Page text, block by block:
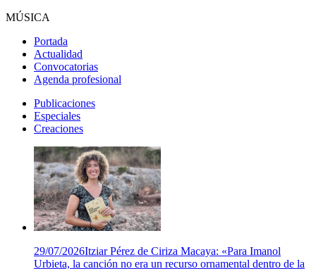
MÚSICA
Portada
Actualidad
Convocatorias
Agenda profesional
Publicaciones
Especiales
Creaciones
29/07/2026Itziar Pérez de Ciriza Macaya: «Para Imanol
Urbieta, la canción no era un recurso ornamental dentro de la